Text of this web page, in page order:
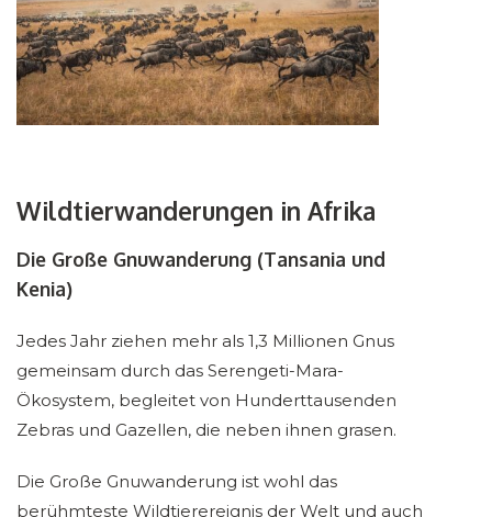
Wildtierwanderungen in Afrika
Die Große Gnuwanderung (Tansania und
Kenia)
Jedes Jahr ziehen mehr als 1,3 Millionen Gnus
gemeinsam durch das Serengeti-Mara-
Ökosystem, begleitet von Hunderttausenden
Zebras und Gazellen, die neben ihnen grasen.
Die Große Gnuwanderung ist wohl das
berühmteste Wildtierereignis der Welt und auch